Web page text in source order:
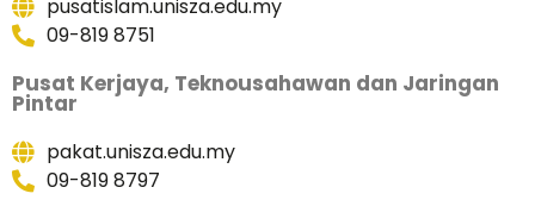
pusatislam.unisza.edu.my
09-819 8751
Pusat Kerjaya, Teknousahawan dan Jaringan
Pintar
pakat.unisza.edu.my
09-819 8797